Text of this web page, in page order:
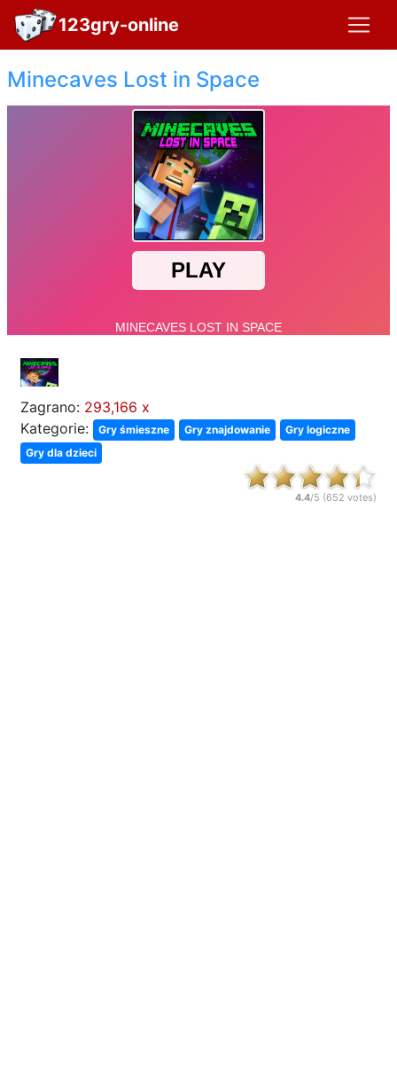
123gry-online
Minecaves Lost in Space
Zagrano: 293,166 x
Kategorie:
Gry śmieszne Gry znajdowanie
Gry logiczne
Gry dla dzieci
4.4/5 (652 votes)